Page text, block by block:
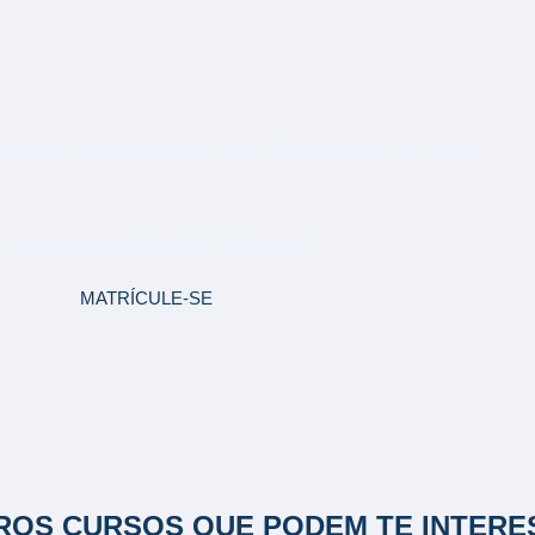
MATRÍCULE-SE
CURSOS QUE PODEM TE